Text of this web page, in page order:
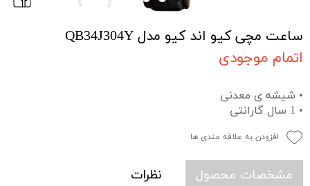
ساعت مچی کیو اند کیو مدل QB34J304Y
اتمام موجودی
• شیشه ی معدنی
• 1 سال گارانتی
افزودن به علاقه مندی ها
مشخصات محصول نظرات